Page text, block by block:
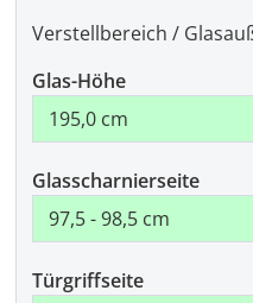
Verstellbereich /
Glas-Höhe
Glasscharnierseite
Türgriffseite